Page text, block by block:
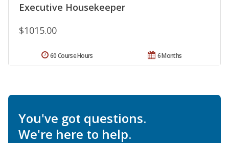
Executive Housekeeper
$1015.00
6 Months
60 Course Hours
You've got questions.
We're here to help.